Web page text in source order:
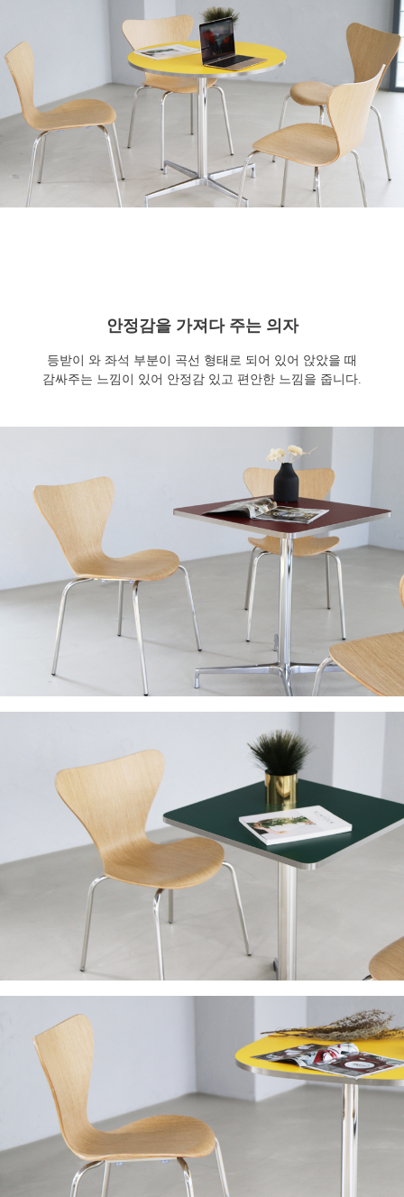
안정감을 가져다 주는 의자
등받이 와 좌석 부분이 곡선 형태로 되어 있어 앉았을 때
감싸주는 느낌이 있어 안정감 있고 편안한 느낌을 줍니다.